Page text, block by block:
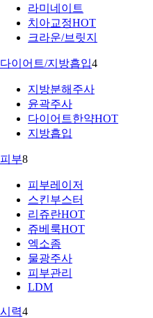
라미네이트
치아교정HOT
크라운/브릿지
다이어트/지방흡입4
지방분해주사
윤곽주사
다이어트한약HOT
지방흡입
피부8
피부레이저
스킨부스터
리쥬란HOT
쥬베룩HOT
엑소좀
물광주사
피부관리
LDM
시력4